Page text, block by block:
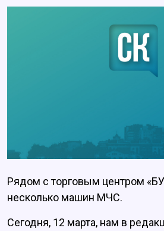
Рядом с торговым центром
несколько машин МЧС.
Сегодня, 12 марта, нам в